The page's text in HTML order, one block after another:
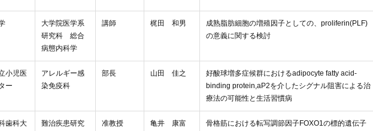
大学院医学系
研究科 総合
病態内科学
講師 梶田 和男
成熟脂肪細胞の増殖因子としての、proliferin(PLF)
の意義に関する検討
小児医
ー
アレルギー感
染免疫科
部長 山田 佳之
好酸球増多症候群におけるadipocyte fatty acid-
binding protein,aP2を介したシグナル阻害による治
療法の可能性と生活習慣病
歯科大
難治疾患研究
准教授 亀井 康富
骨格筋における転写調節因子FOXO1の標的遺伝子